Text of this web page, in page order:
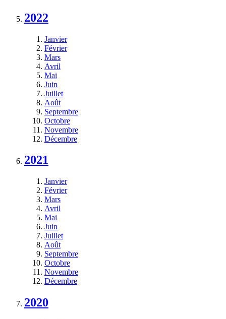
2022
Janvier
Février
Mars
Avril
Mai
Juin
Juillet
Août
Septembre
Octobre
Novembre
Décembre
2021
Janvier
Février
Mars
Avril
Mai
Juin
Juillet
Août
Septembre
Octobre
Novembre
Décembre
2020